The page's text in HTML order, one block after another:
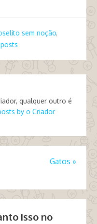
sem noção,
qualquer outro é
by o Criador
Gatos »
isso no